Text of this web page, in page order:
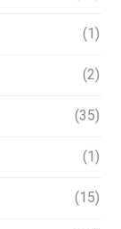
(1)
(2)
(35)
(1)
(15)